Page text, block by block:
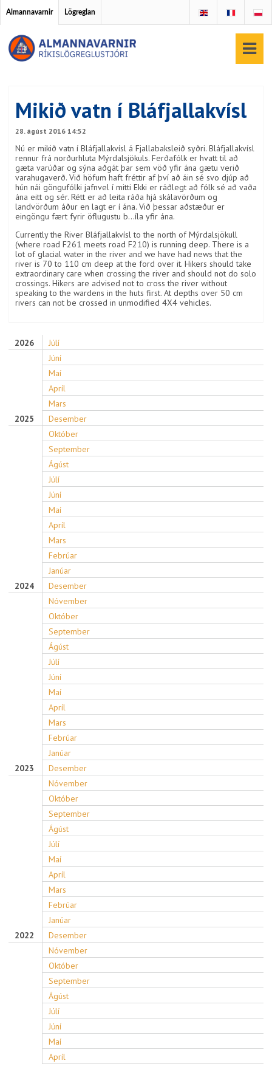
Almannavarnir Lögreglan
Mikið vatn í Bláfjallakvísl
28. ágúst 2016 14:52
Nú er mikið vatn í Bláfjallakvísl á Fjallabaksleið syðri. Bláfjallakvísl
rennur frá norðurhluta Mýrdalsjökuls. Ferðafólk er hvatt til að
gæta varúðar og sýna aðgát þar sem vöð yfir ána gætu verið
varahugaverð. Við höfum haft fréttir af því að áin sé svo djúp að
hún nái göngufólki jafnvel í mitti Ekki er ráðlegt að fólk sé að vaða
ána eitt og sér. Rétt er að leita ráða hjá skálavörðum og
landvörðum áður en lagt er í ána. Við þessar aðstæður er
eingöngu fært fyrir öflugustu b…íla yfir ána.
Currently the River Bláfjallakvísl to the north of Mýrdalsjökull
(where road F261 meets road F210) is running deep. There is a
lot of glacial water in the river and we have had news that the
river is 70 to 110 cm deep at the ford over it. Hikers should take
extraordinary care when crossing the river and should not do solo
crossings. Hikers are advised not to cross the river without
speaking to the wardens in the huts first. At depths over 50 cm
rivers can not be crossed in unmodified 4X4 vehicles.
2026
Júlí
Júní
Maí
Apríl
Mars
2025
Desember
Október
September
Ágúst
Júlí
Júní
Maí
Apríl
Mars
Febrúar
Janúar
2024
Desember
Nóvember
Október
September
Ágúst
Júlí
Júní
Maí
Apríl
Mars
Febrúar
Janúar
2023
Desember
Nóvember
Október
September
Ágúst
Júlí
Maí
Apríl
Mars
Febrúar
Janúar
2022
Desember
Nóvember
Október
September
Ágúst
Júlí
Júní
Maí
Apríl